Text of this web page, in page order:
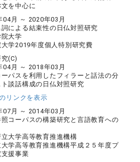
を中心に
04月 ～ 2020年03月
による結束性の日仏対照研究
大学
大学2019年度個人特別研究費
(C)
04月 ～ 2018年03月
ーパスを利用したフィラーと話法の分
談話構成の日仏対照研究
リンクを表示
07月 ～ 2014年03月
照コーパスの構築研究と言語教育への
大学高等教育推進機構
大学高等教育推進機構平成２５年度プ
援事業